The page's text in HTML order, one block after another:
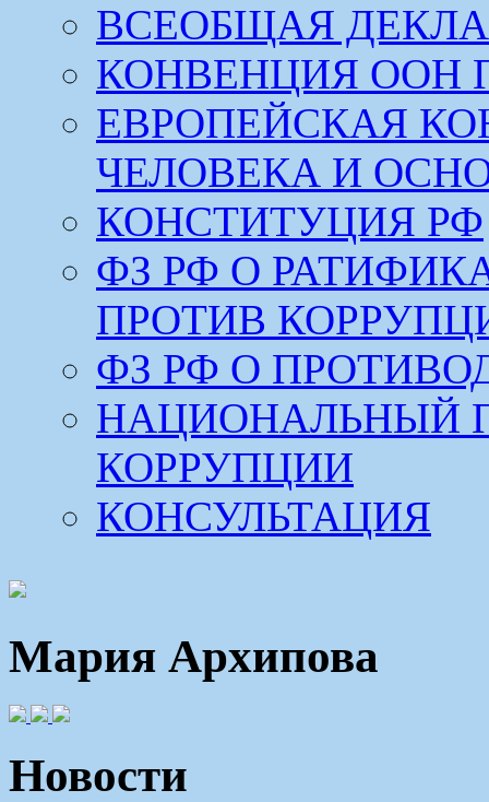
ВСЕОБЩАЯ
КОНВЕНЦИЯ ООН
ЕВРОПЕЙСКАЯ
ЧЕЛОВЕКА И
КОНСТИТУЦИЯ РФ
ФЗ РФ О
ПРОТИВ
ФЗ РФ О
НАЦИОНАЛЬНЫЙ
КОРРУПЦИИ
КОНСУЛЬТАЦИЯ
Мария Архипова
Новости